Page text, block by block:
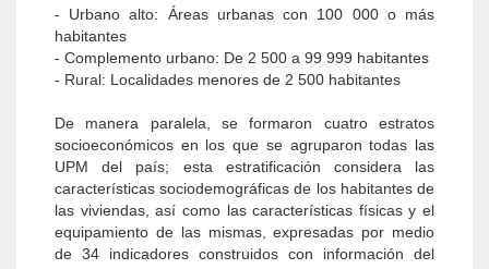
- Urbano alto: Áreas urbanas con 100 000 o más
habitantes
- Complemento urbano: De 2 500 a 99 999 habitantes
- Rural: Localidades menores de 2 500 habitantes
De manera paralela, se formaron cuatro estratos
socioeconómicos en los que se agruparon todas las
UPM del país; esta estratificación considera las
características sociodemográficas de los habitantes de
las viviendas, así como las características físicas y el
equipamiento de las mismas, expresadas por medio
de 34 indicadores construidos con información del